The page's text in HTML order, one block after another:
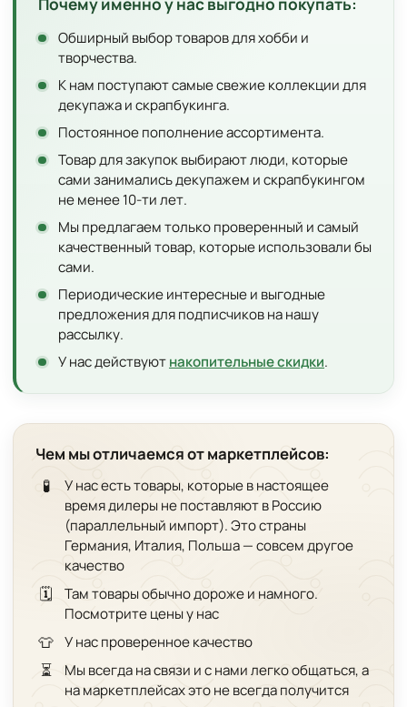
Почему именно у нас выгодно покупать:
Обширный выбор товаров для хобби и
творчества.
К нам поступают самые свежие коллекции для
декупажа и скрапбукинга.
Постоянное пополнение ассортимента.
Товар для закупок выбирают люди, которые
сами занимались декупажем и скрапбукингом
не менее 10-ти лет.
Мы предлагаем только проверенный и самый
качественный товар, которые использовали бы
сами.
Периодические интересные и выгодные
предложения для подписчиков на нашу
рассылку.
У нас действуютнакопительные скидки.
Чем мы отличаемся от маркетплейсов:
🧪
У нас есть товары, которые в настоящее
время дилеры не поставляют в Россию
(параллельный импорт). Это страны
Германия, Италия, Польша — совсем другое
качество
🗓️
Там товары обычно дороже и намного.
Посмотрите цены у нас
👕 У нас проверенное качество
⏳
Мы всегда на связи и с нами легко общаться, а
на маркетплейсах это не всегда получится